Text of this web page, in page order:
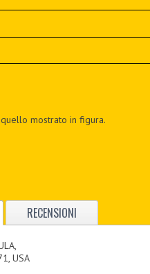
mostrato in figura.
RECENSIONI
USA